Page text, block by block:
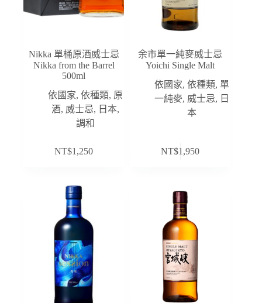
Nikka 單桶原酒威士忌
Nikka from the Barrel
500ml
依國家,依種類, 原
酒, 威士忌, 日本,
調和
NT$1,250
余市單一純麥威士忌
Yoichi Single Malt
依國家,依種類, 單
一純麥, 威士忌, 日
本
NT$1,950